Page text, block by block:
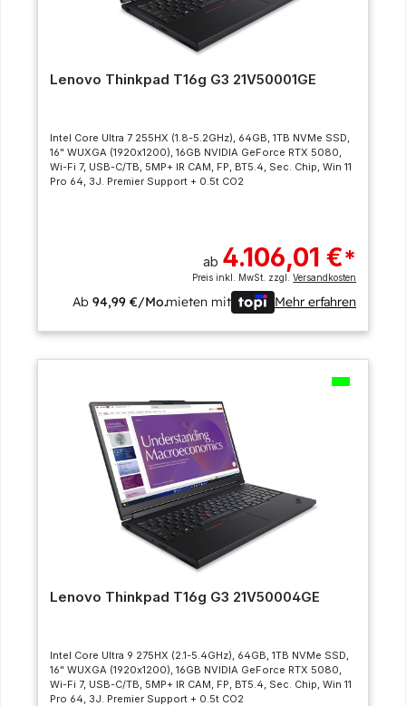
Lenovo Thinkpad T16g G3 21V50001GE
Intel Core Ultra 7 255HX (1.8-5.2GHz), 64GB, 1TB NVMe SSD,
16" WUXGA (1920x1200), 16GB NVIDIA GeForce RTX 5080,
Wi-Fi 7, USB-C/TB, 5MP+ IR CAM, FP, BT5.4, Sec. Chip, Win 11
Pro 64, 3J. Premier Support + 0.5t CO2
ab 4.106,01 €*
Preis inkl. MwSt. zzgl.Versandkosten
Ab94,99 €/Mo.mieten mit Mehr erfahren
Lenovo Thinkpad T16g G3 21V50004GE
Intel Core Ultra 9 275HX (2.1-5.4GHz), 64GB, 1TB NVMe SSD,
16" WUXGA (1920x1200), 16GB NVIDIA GeForce RTX 5080,
Wi-Fi 7, USB-C/TB, 5MP+ IR CAM, FP, BT5.4, Sec. Chip, Win 11
Pro 64, 3J. Premier Support + 0.5t CO2